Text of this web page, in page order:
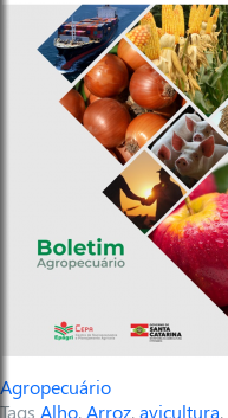
Agropecuário
Tags Alho,Arroz,avicultura,